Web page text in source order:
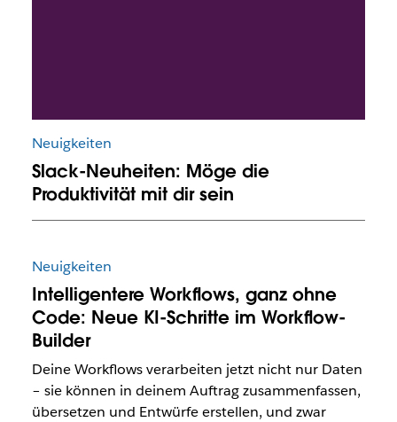
Neuigkeiten
Slack-Neuheiten: Möge die
Produktivität mit dir sein
Neuigkeiten
Intelligentere Workflows, ganz ohne
Code: Neue KI-Schritte im Workflow-
Builder
Deine Workflows verarbeiten jetzt nicht nur Daten
– sie können in deinem Auftrag zusammenfassen,
übersetzen und Entwürfe erstellen, und zwar